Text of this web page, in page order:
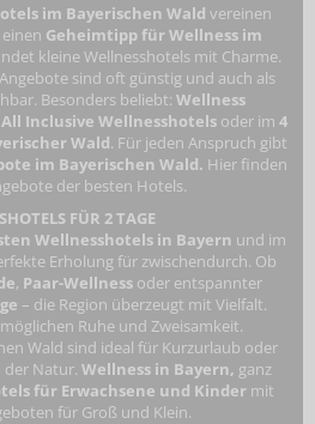
im Bayerischen Wald vereinen
Geheimtipp für Wellness im
kleine Wellnesshotels mit Charme.
sind oft günstig und auch als
Besonders beliebt: Wellness
All Inclusive Wellnesshotels oder im 4
Wald. Für jeden Anspruch gibt
im Bayerischen Wald. Hier finden
der besten Hotels.
FÜR 2 TAGE
Wellnesshotels in Bayern und im
Erholung für zwischendurch. Ob
, Paar-Wellness oder entspannter
– die Region überzeugt mit Vielfalt.
Ruhe und Zweisamkeit.
Wald sind ideal für Kurzurlaub oder
der Natur.Wellness in Bayern, ganz
für Erwachsene und Kinder mit
für Groß und Klein.